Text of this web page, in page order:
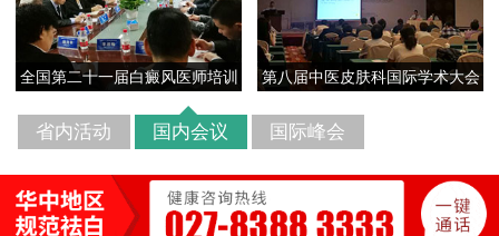
届中医皮肤科国际学术大会 第39届夏威夷皮肤研讨会 中美
省内活动 国内会议 国际峰会